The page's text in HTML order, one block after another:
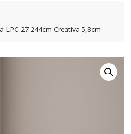
LPC-27 244cm Creativa 5,8cm